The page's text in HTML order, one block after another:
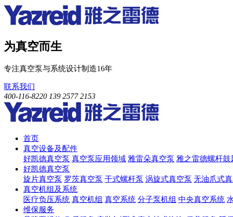
为真空而生
专注真空泵与系统设计制造16年
联系我们
400-116-8220 139 2577 2153
首页
真空设备及配件
好凯德真空泵 真空泵应用领域 雅雷朵真空泵 雅之雷德螺杆鼓
好凯德真空泵
旋片真空泵 罗茨真空泵 干式螺杆泵 涡旋式真空泵 无油爪式
真空机组及系统
医疗负压系统 真空机组 真空系统 分子泵机组 中央真空系统
维保服务